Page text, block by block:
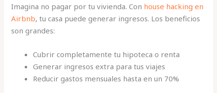
Imagina no pagar por tu vivienda. Con house hacking en
Airbnb, tu casa puede generar ingresos. Los beneficios
son grandes:
Cubrir completamente tu hipoteca o renta
Generar ingresos extra para tus viajes
Reducir gastos mensuales hasta en un 70%